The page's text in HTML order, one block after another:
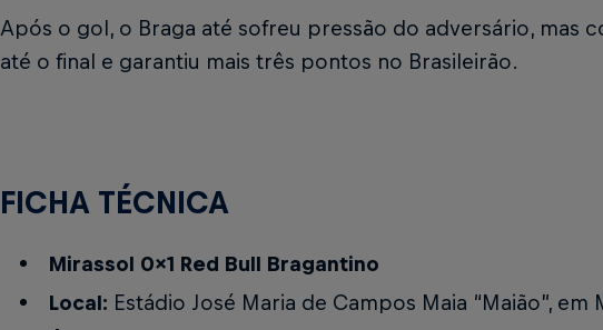
Após o gol, o Braga até sofreu pressão do adversário, mas
até o final e garantiu mais três pontos no Brasileirão.
FICHA TÉCNICA
Mirassol 0x1 Red Bull Bragantino
Local: Estádio José Maria de Campos Maia “Maião”, em